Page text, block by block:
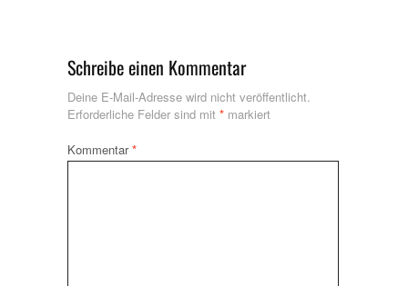
Schreibe einen Kommentar
Deine E-Mail-Adresse wird nicht veröffentlicht.
Erforderliche Felder sind mit * markiert
Kommentar*